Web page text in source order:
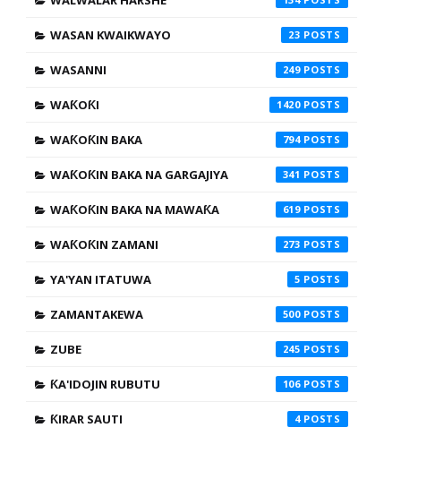
WASAN KWAIKWAYO 23
WASANNI 249
WAƘOƘI 1420
WAƘOƘIN BAKA 794
WAƘOƘIN BAKA NA GARGAJIYA 341
WAƘOƘIN BAKA NA MAWAƘA 619
WAƘOƘIN ZAMANI 273
YA'YAN ITATUWA 5
ZAMANTAKEWA 500
ZUBE 245
ƘA'IDOJIN RUBUTU 106
ƘIRAR SAUTI 4